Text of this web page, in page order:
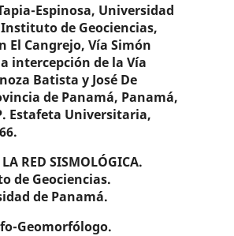
Espinosa, Universidad
de Geociencias,
El Cangrejo, Vía Simón
intercepción de la Vía
Batista y José De
de Panamá, Panamá,
Estafeta Universitaria,
LA RED SISMOLÓGICA.
de Geociencias.
de Panamá.
Geomorfólogo.